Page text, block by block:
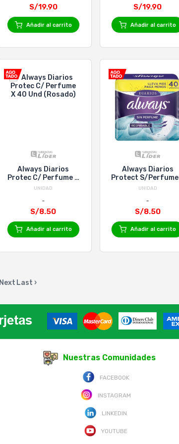
S/19.90
Añadir al carrito
S/19.90
Añadir al carrito
Always Diarios
Protec C/ Perfume X
40 Und (Rosado)
UNIDAD
S/8.50
Añadir al carrito
Always Diarios
Protect S/Perfume X
40 Uni
UNIDAD
S/8.50
Añadir al carrito
Next Last ›
Nuestras Comunidades
FACEBOOK
INSTAGRAM
LINKEDIN
YOUTUBE